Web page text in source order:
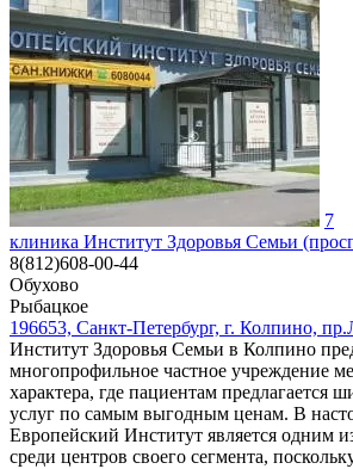
7
клиника Институт Здоровья Семьи
8(812)608-00-44
Обухово
Рыбацкое
196653, Санкт-Петербург, г. Колпино,
Институт Здоровья Семьи в Колпино
многопрофильное частное учреждение
характера, где пациентам предлагается
услуг по самым выгодным ценам. В
Европейский Институт является одним
среди центров своего сегмента,